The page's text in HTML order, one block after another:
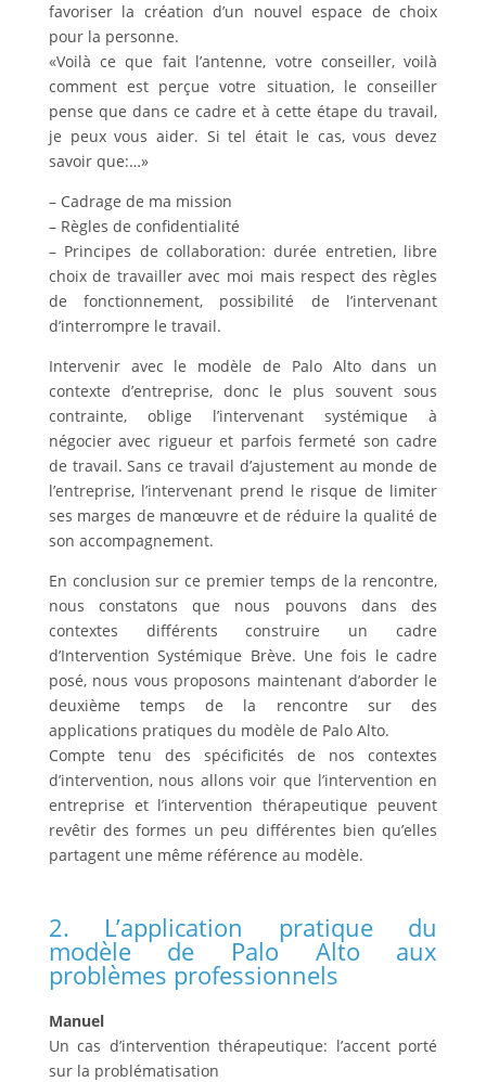
favoriser la création d’un nouvel espace de choix
pour la personne.
«Voilà ce que fait l’antenne, votre conseiller, voilà
comment est perçue votre situation, le conseiller
pense que dans ce cadre et à cette étape du travail,
je peux vous aider. Si tel était le cas, vous devez
savoir que:…»
– Cadrage de ma mission
– Règles de confidentialité
– Principes de collaboration: durée entretien, libre
choix de travailler avec moi mais respect des règles
de fonctionnement, possibilité de l’intervenant
d’interrompre le travail.
Intervenir avec le modèle de Palo Alto dans un
contexte d’entreprise, donc le plus souvent sous
contrainte, oblige l’intervenant systémique à
négocier avec rigueur et parfois fermeté son cadre
de travail. Sans ce travail d’ajustement au monde de
l’entreprise, l’intervenant prend le risque de limiter
ses marges de manœuvre et de réduire la qualité de
son accompagnement.
En conclusion sur ce premier temps de la rencontre,
nous constatons que nous pouvons dans des
contextes différents construire un cadre
d’Intervention Systémique Brève. Une fois le cadre
posé, nous vous proposons maintenant d’aborder le
deuxième temps de la rencontre sur des
applications pratiques du modèle de Palo Alto.
Compte tenu des spécificités de nos contextes
d’intervention, nous allons voir que l’intervention en
entreprise et l’intervention thérapeutique peuvent
revêtir des formes un peu différentes bien qu’elles
partagent une même référence au modèle.
2. L’application pratique du
modèle de Palo Alto aux
problèmes professionnels
Manuel
Un cas d’intervention thérapeutique: l’accent porté
sur la problématisation